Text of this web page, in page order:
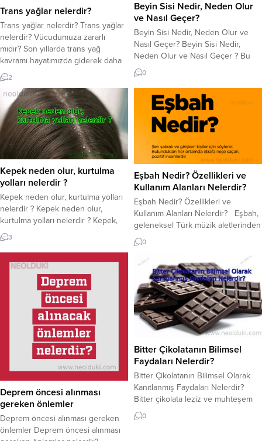
Trans yağlar nelerdir?
Trans yağlar nelerdir? Trans yağlar
nelerdir? Vücudumuza zararlı
mıdır? Son yıllarda trans yağ
kavramı hayatımızda giderek daha
fazla yer edinmeye başladı. Peki
trans yağlar nedir ve neden zararlı
kabul edilirler. İşte bilmeniz
gerekenler… Trans yağlar nelerdir?
Trans yağlar nelerdir? Bu yağlar,
son yıllarda çokça duyduğumuz,
aldığımız paketlenmiş gıdaların
üzerine yazılan...
2
Beyin Sisi Nedir, Neden Olur
ve Nasıl Geçer?
Beyin Sisi Nedir, Neden Olur ve
Nasıl Geçer? Beyin Sisi Nedir,
Neden Olur ve Nasıl Geçer ? Bu
soruyu duymadık belki de … Çoğu
kişi sis deyince gökyüzü ve hava
durumu aklına gelir . Bunu beyinle
birleştiremez . Şu bir gerçektir ki
beyin sisi dikkat edilmesi gereken
bir konudur ....
0
Kepek neden olur, kurtulma
yolları nelerdir ?
Kepek neden olur, kurtulma yolları
nelerdir ? Kepek neden olur,
kurtulma yolları nelerdir ? Kepek,
sağlığınızı ve görünümünüzü
olumsuz etkileyen can sıkıcı bir
şampuan seçerken dikkat edilmesi
gerekenler! Kepek neden olur?
Kepek nedir ?Kepek, kafa derisinde
kaşıntılı ve pullu cildin eşlik ettiği
yaygın bir cilt rahatsızlığıdır....
3
Eşbah Nedir? Özellikleri ve
Kullanım Alanları Nelerdir?
Eşbah Nedir? Özellikleri ve
Kullanım Alanları Nelerdir? Eşbah,
geleneksel Türk müzik aletlerinden
biridir. Genel olarak, telli bir çalgıdır
ve telleri üç çift halinde bulunur.
Eşbah, Türk müziği için önemli bir
yere sahiptir ve özellikle Türk halk
müziği için sıklıkla kullanılır. Eşbahın
Özellikleri Nelerdir? Eşbah ,
genellikle ceviz, ıhlamur, kiraz...
0
Deprem öncesi alınması
gereken önlemler
Deprem öncesi alınması gereken
önlemler Deprem öncesi alınması
Bitter Çikolatanın Bilimsel
Faydaları Nelerdir?
Bitter Çikolatanın Bilimsel Olarak
Kanıtlanmış Faydaları Nelerdir?
Bitter çikolata leziz ve muhteşem
tat.Küçük yaşlardan itibaren çok
fazla tatlı, özellikle çikolata
0